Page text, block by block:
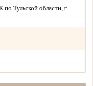
Тульской области, г.